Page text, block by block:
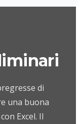
di
una buona
Excel. Il